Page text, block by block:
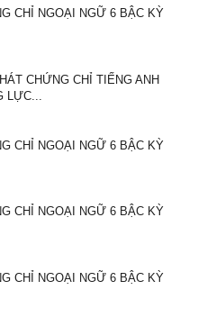
CHỈ NGOẠI NGỮ 6 BẬC KỲ
CHỨNG CHỈ TIẾNG ANH
LỰC...
CHỈ NGOẠI NGỮ 6 BẬC KỲ
CHỈ NGOẠI NGỮ 6 BẬC KỲ
CHỈ NGOẠI NGỮ 6 BẬC KỲ